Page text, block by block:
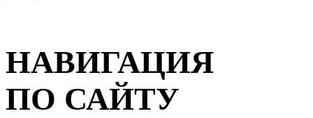
НАВИГАЦИЯ
ПО САЙТУ